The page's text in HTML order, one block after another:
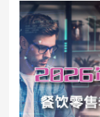
关于我们
联系我们
预约演示